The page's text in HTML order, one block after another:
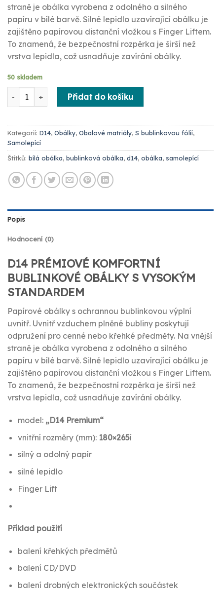
straně je obálka vyrobena z odolného a silného
papíru v bílé barvě. Silné lepidlo uzavírající obálku je
zajištěno papírovou distanční vložkou s Finger Liftem.
To znamená, že bezpečnostní rozpěrka je širší než
vrstva lepidla, což usnadňuje zavírání obálky.
50 skladem
D14 Bublinková samolepící obálka 1ks množství
Přidat do košíku
Kategorií: D14, Obálky, Obalové matriály, S bublinkovou fólií,
Samolepící
Štítků: bílá obálka, bublinková obálka, d14, obálka, samolepící
Popis
Hodnocení (0)
D14 PRÉMIOVÉ KOMFORTNÍ
BUBLINKOVÉ OBÁLKY S VYSOKÝM
STANDARDEM
Papírové obálky s ochrannou bublinkovou výplní
uvnitř. Uvnitř vzduchem plněné bubliny poskytují
odpružení pro cenné nebo křehké předměty. Na vnější
straně je obálka vyrobena z odolného a silného
papíru v bílé barvě. Silné lepidlo uzavírající obálku je
zajištěno papírovou distanční vložkou s Finger Liftem.
To znamená, že bezpečnostní rozpěrka je širší než
vrstva lepidla, což usnadňuje zavírání obálky.
model: „D14 Premium“
vnitřní rozměry (mm):180×265í
silný a odolný papír
silné lepidlo
Finger Lift
Příklad použití
balení křehkých předmětů
balení CD/DVD
balení drobných elektronických součástek